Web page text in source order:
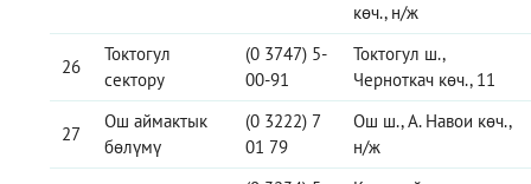
көч., н/ж
26
Токтогул
сектору
(0 3747) 5-
00-91
Токтогул ш.,
Черноткач көч., 11
27
Ош аймактык
бөлүмү
(0 3222) 7
01 79
Ош ш., А. Навои көч.,
н/ж